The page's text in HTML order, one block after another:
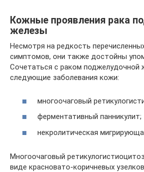
Кожные проявления рака
железы
Несмотря на редкость
симптомов, они также достойны
Сочетаться с раком поджелудочной
следующие заболевания кожи:
многоочаговый
ферментативный панникулит;
некролитическая
Многоочаговый
виде красновато-коричневых